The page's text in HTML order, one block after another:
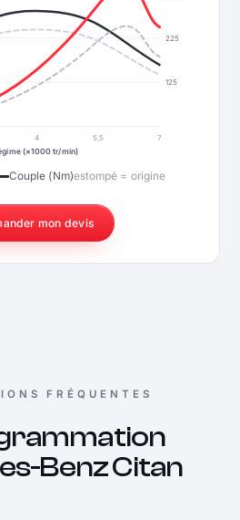
125
225
4 5,5
7
(×1000 tr/min)
Couple (Nm)estompé = origine
mon devis
FRÉQUENTES
Benz Citan